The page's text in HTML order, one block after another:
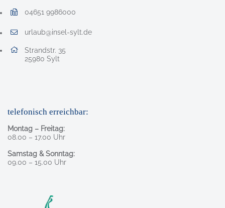
04651 9986000
Faxnummer: 0 4 6 5 1 9 9 8 6 0 0 0
urlaub@insel-sylt.de
E-Mail Adresse: urlaub@insel-sylt.de
Adresse:
Strandstr. 35
25980 , 2 5 9 8 0
Sylt
telefonisch erreichbar:
Montag – Freitag:
08.00 – 17.00 Uhr
Samstag & Sonntag:
09.00 – 15.00 Uhr